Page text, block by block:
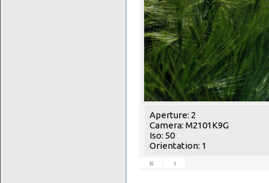
Aperture: 2
Camera: M2101K9G
Iso: 50
Orientation: 1
«
‹